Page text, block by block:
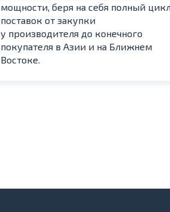
мощности, беря на себя полный
поставок от закупки
у производителя до конечного
покупателя в Азии и на Ближнем
Востоке.